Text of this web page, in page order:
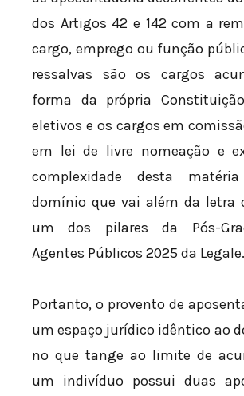
dos Artigos 42 e 142 com a
cargo, emprego ou função
ressalvas são os cargos
forma da própria
eletivos e os cargos em
em lei de livre nomeação e
complexidade desta
domínio que vai além da letra
um dos pilares da Pós-
Agentes Públicos 2025 da Legale.
Portanto, o provento de
um espaço jurídico idêntico ao
no que tange ao limite de
um indivíduo possui duas